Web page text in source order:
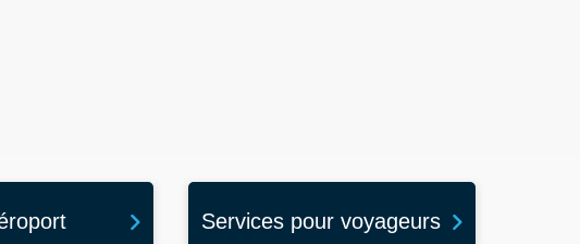
Services pour voyageurs